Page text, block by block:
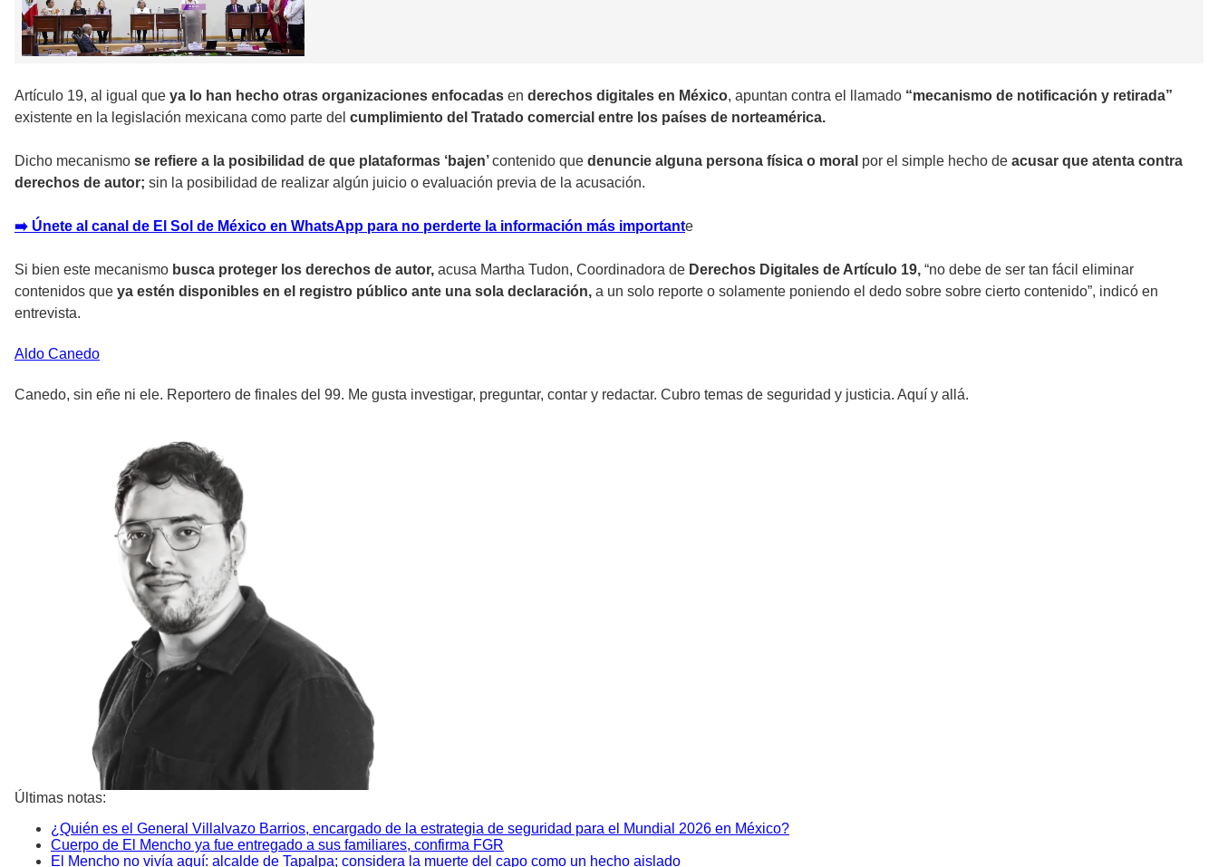
Artículo 19, al igual que ya lo han hecho otras organizaciones enfocadas en derechos digitales en México, apuntan contra el llamado “mecanismo de notificación y retirada”
existente en la legislación mexicana como parte del cumplimiento del Tratado comercial entre los países de norteamérica.
Dicho mecanismo se refiere a la posibilidad de que plataformas ‘bajen’contenido que denuncie alguna persona física o moral por el simple hecho de acusar que atenta contra
derechos de autor; sin la posibilidad de realizar algún juicio o evaluación previa de la acusación.
➡️ Únete al canal de El Sol de México en WhatsApp para no perderte la información más importante
Si bien este mecanismo busca proteger los derechos de autor, acusa Martha Tudon, Coordinadora de Derechos Digitales de Artículo 19, “no debe de ser tan fácil eliminar
contenidos que ya estén disponibles en el registro público ante una sola declaración, a un solo reporte o solamente poniendo el dedo sobre sobre cierto contenido”, indicó en
entrevista.
Aldo Canedo
Canedo, sin eñe ni ele. Reportero de finales del 99. Me gusta investigar, preguntar, contar y redactar. Cubro temas de seguridad y justicia. Aquí y allá.
Últimas notas:
¿Quién es el General Villalvazo Barrios, encargado de la estrategia de seguridad para el Mundial 2026 en México?
Cuerpo de El Mencho ya fue entregado a sus familiares, confirma FGR
El Mencho no vivía aquí: alcalde de Tapalpa; considera la muerte del capo como un hecho aislado